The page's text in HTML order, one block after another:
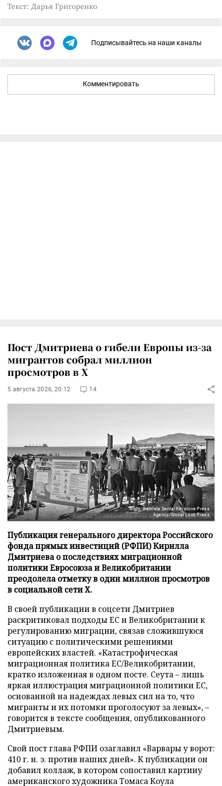
Текст: Дарья Григоренко
Подписывайтесь на наши каналы
Комментировать
Пост Дмитриева о гибели Европы из-за
мигрантов собрал миллион
просмотров в X
5 августа 2026, 20:12 14
Фото: Gabriela Sarda/Keystone Press
Agency/Global Look Press
Публикация генерального директора Российского
фонда прямых инвестиций (РФПИ) Кирилла
Дмитриева о последствиях миграционной
политики Евросоюза и Великобритании
преодолела отметку в один миллион просмотров
в социальной сети X.
В своей публикации в соцсети Дмитриев
раскритиковал подходы ЕС и Великобритании к
регулированию миграции, связав сложившуюся
ситуацию с политическими решениями
европейских властей. «Катастрофическая
миграционная политика ЕС/Великобритании,
кратко изложенная в одном посте. Сеута – лишь
яркая иллюстрация миграционной политики ЕС,
основанной на надеждах левых сил на то, что
мигранты и их потомки проголосуют за левых», –
говорится в тексте сообщения, опубликованного
Дмитриевым.
Свой пост глава РФПИ озаглавил «Варвары у ворот:
410 г. н. э. против наших дней». К публикации он
добавил коллаж, в котором сопоставил картину
американского художника Томаса Коула